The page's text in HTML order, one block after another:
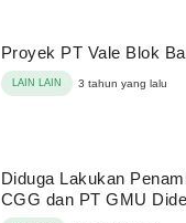
Proyek PT Vale Blok
LAIN LAIN 3 tahun yang lalu
Diduga Lakukan
CGG dan PT GMU